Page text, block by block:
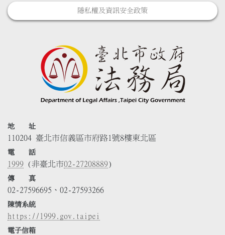
隱私權及資訊安全政策
地 址
110204 臺北市信義區市府路1號8樓東北區
電 話
1999 (非臺北市02-27208889)
傳 真
02-27596695、02-27593266
陳情系統
https://1999.gov.taipei
電子信箱